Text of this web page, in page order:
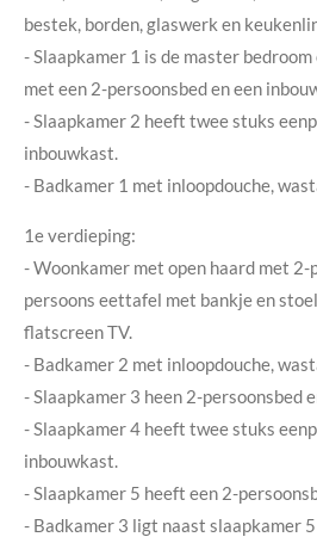
bestek, borden, glaswerk en
- Slaapkamer 1 is de master
met een 2-persoonsbed en een
- Slaapkamer 2 heeft twee stuks
inbouwkast.
- Badkamer 1 met inloopdouche,
1e verdieping:
- Woonkamer met open haard met 2-
persoons eettafel met bankje en
flatscreen TV.
- Badkamer 2 met inloopdouche,
- Slaapkamer 3 heen 2-persoonsbed
- Slaapkamer 4 heeft twee stuks
inbouwkast.
- Slaapkamer 5 heeft een 2-
- Badkamer 3 ligt naast slaapkamer